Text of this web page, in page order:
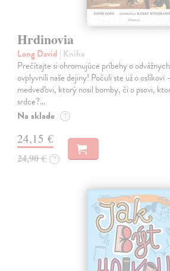
Hrdinovia
Long David | Kniha
Prečítajte si ohromujúce príbehy o
ovplyvnili naše dejiny! Počuli ste už o oslíkovi
medveďovi, ktorý nosil bomby, či o psovi,
srdce?…
Na sklade ?
24,15 €
24,90 € ?